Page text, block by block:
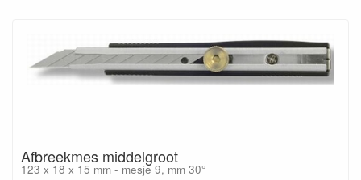
Afbreekmes middelgroot
123 x 18 x 15 mm - mesje 9, mm 30°